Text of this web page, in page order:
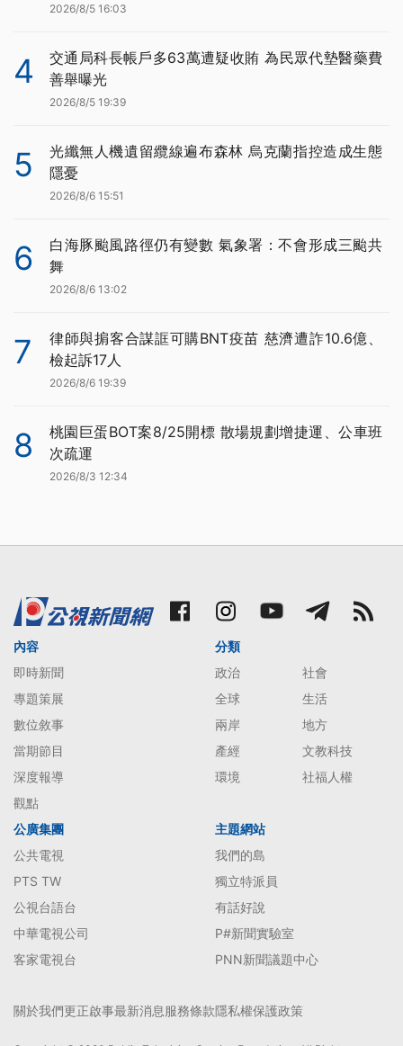
2026/8/5 16:03
4
交通局科長帳戶多63萬遭疑收賄 為民眾代墊醫藥費
善舉曝光
2026/8/5 19:39
5
光纖無人機遺留纜線遍布森林 烏克蘭指控造成生態
隱憂
2026/8/6 15:51
6
白海豚颱風路徑仍有變數 氣象署：不會形成三颱共
舞
2026/8/6 13:02
7
律師與掮客合謀誆可購BNT疫苗 慈濟遭詐10.6億、
檢起訴17人
2026/8/6 19:39
8
桃園巨蛋BOT案8/25開標 散場規劃增捷運、公車班
次疏運
2026/8/3 12:34
內容
即時新聞
專題策展
數位敘事
當期節目
深度報導
觀點
分類
政治
社會
全球
生活
兩岸
地方
產經
文教科技
環境
社福人權
公廣集團
公共電視
PTS TW
公視台語台
中華電視公司
客家電視台
主題網站
我們的島
獨立特派員
有話好說
P#新聞實驗室
PNN新聞議題中心
關於我們更正啟事最新消息服務條款隱私權保護政策